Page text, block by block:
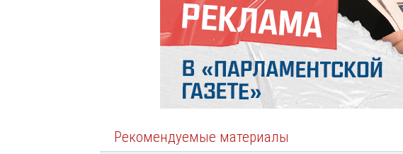
Рекомендуемые материалы